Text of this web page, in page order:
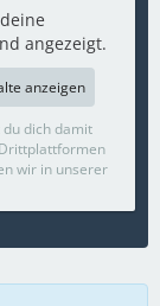
angezeigt.
anzeigen
dich damit
wir in unserer